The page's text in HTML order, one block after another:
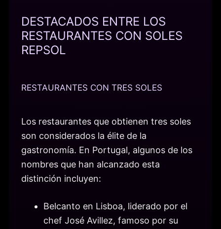
DESTACADOS ENTRE LOS
RESTAURANTES CON SOLES
REPSOL
RESTAURANTES CON TRES SOLES
Los restaurantes que obtienen tres soles
son considerados la élite de la
gastronomía. En Portugal, algunos de los
nombres que han alcanzado esta
distinción incluyen:
Belcanto en Lisboa, liderado por el
chef José Avillez, famoso por su